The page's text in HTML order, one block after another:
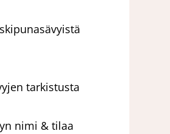
tarkistusta
nimi & tilaa